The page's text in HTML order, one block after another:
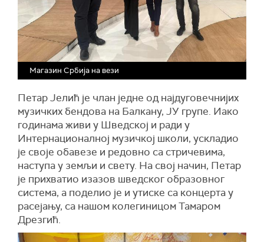
Магазин Србија на вези
Петар Јелић је члан једне од најдуговечнијих
музичких бендова на Балкану, ЈУ групе. Иако
годинама живи у Шведској и ради у
Интернационалној музичкој школи, ускладио
је своје обавезе и редовно са стричевима,
наступа у земљи и свету. На свој начин, Петар
је прихватио изазов шведског образовног
система, а поделио је и утиске са концерта у
расејању, са нашом колегиницом Тамаром
Дрезгић.